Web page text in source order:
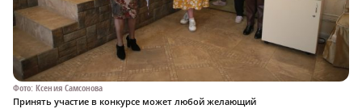
Фото: Ксения Самсонова
Принять участие в конкурсе может любой желающий